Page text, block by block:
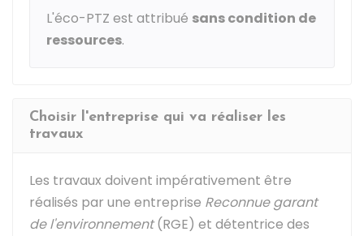
L'éco-PTZ est attribué sans condition de
ressources.
Choisir l'entreprise qui va réaliser les
travaux
Les travaux doivent impérativement être
réalisés par une entreprise Reconnue garant
de l'environnement(RGE) et détentrice des